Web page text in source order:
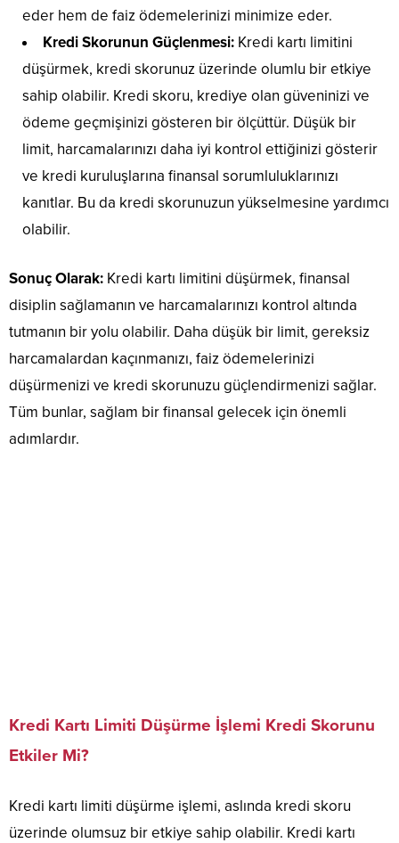
eder hem de faiz ödemelerinizi minimize eder.
Kredi Skorunun Güçlenmesi: Kredi kartı limitini
düşürmek, kredi skorunuz üzerinde olumlu bir etkiye
sahip olabilir. Kredi skoru, krediye olan güveninizi ve
ödeme geçmişinizi gösteren bir ölçüttür. Düşük bir
limit, harcamalarınızı daha iyi kontrol ettiğinizi gösterir
ve kredi kuruluşlarına finansal sorumluluklarınızı
kanıtlar. Bu da kredi skorunuzun yükselmesine yardımcı
olabilir.
Sonuç Olarak: Kredi kartı limitini düşürmek, finansal
disiplin sağlamanın ve harcamalarınızı kontrol altında
tutmanın bir yolu olabilir. Daha düşük bir limit, gereksiz
harcamalardan kaçınmanızı, faiz ödemelerinizi
düşürmenizi ve kredi skorunuzu güçlendirmenizi sağlar.
Tüm bunlar, sağlam bir finansal gelecek için önemli
adımlardır.
Kredi Kartı Limiti Düşürme İşlemi Kredi Skorunu
Etkiler Mi?
Kredi kartı limiti düşürme işlemi, aslında kredi skoru
üzerinde olumsuz bir etkiye sahip olabilir. Kredi kartı